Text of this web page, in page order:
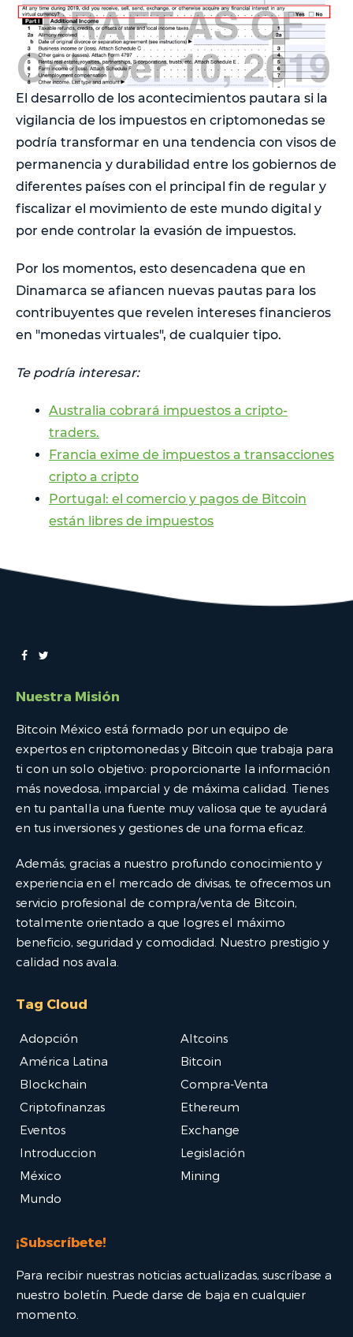
El desarrollo de los acontecimientos pautara si la
vigilancia de los impuestos en criptomonedas se
podría transformar en una tendencia con visos de
permanencia y durabilidad entre los gobiernos de
diferentes países con el principal fin de regular y
fiscalizar el movimiento de este mundo digital y
por ende controlar la evasión de impuestos.
Por los momentos, esto desencadena que en
Dinamarca se afiancen nuevas pautas para los
contribuyentes que revelen intereses financieros
en "monedas virtuales", de cualquier tipo.
Te podría interesar:
Australia cobrará impuestos a cripto-
traders.
Francia exime de impuestos a transacciones
cripto a cripto
Portugal: el comercio y pagos de Bitcoin
están libres de impuestos
Nuestra Misión
Bitcoin México está formado por un equipo de
expertos en criptomonedas y Bitcoin que trabaja para
ti con un solo objetivo: proporcionarte la información
más novedosa, imparcial y de máxima calidad. Tienes
en tu pantalla una fuente muy valiosa que te ayudará
en tus inversiones y gestiones de una forma eficaz.
Además, gracias a nuestro profundo conocimiento y
experiencia en el mercado de divisas, te ofrecemos un
servicio profesional de compra/venta de Bitcoin,
totalmente orientado a que logres el máximo
beneficio, seguridad y comodidad. Nuestro prestigio y
calidad nos avala.
Tag Cloud
Adopción
Altcoins
América Latina
Bitcoin
Blockchain
Compra-Venta
Criptofinanzas
Ethereum
Eventos
Exchange
Introduccion
Legislación
México
Mining
Mundo
¡Subscríbete!
Para recibir nuestras noticias actualizadas, suscríbase a
nuestro boletín. Puede darse de baja en cualquier
momento.